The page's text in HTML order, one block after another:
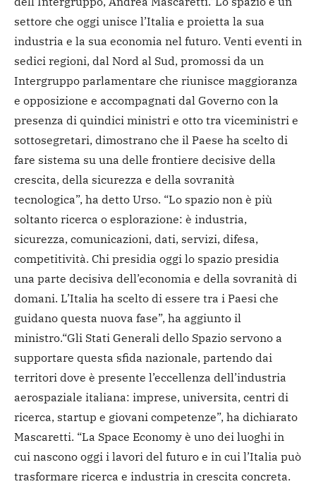
settore che oggi unisce l’Italia e proietta la sua
industria e la sua economia nel futuro. Venti eventi in
sedici regioni, dal Nord al Sud, promossi da un
Intergruppo parlamentare che riunisce maggioranza
e opposizione e accompagnati dal Governo con la
presenza di quindici ministri e otto tra viceministri e
sottosegretari, dimostrano che il Paese ha scelto di
fare sistema su una delle frontiere decisive della
crescita, della sicurezza e della sovranità
tecnologica”, ha detto Urso. “Lo spazio non è più
soltanto ricerca o esplorazione: è industria,
sicurezza, comunicazioni, dati, servizi, difesa,
competitività. Chi presidia oggi lo spazio presidia
una parte decisiva dell’economia e della sovranità di
domani. L’Italia ha scelto di essere tra i Paesi che
guidano questa nuova fase”, ha aggiunto il
ministro.“Gli Stati Generali dello Spazio servono a
supportare questa sfida nazionale, partendo dai
territori dove è presente l’eccellenza dell’industria
aerospaziale italiana: imprese, universita, centri di
ricerca, startup e giovani competenze”, ha dichiarato
Mascaretti. “La Space Economy è uno dei luoghi in
cui nascono oggi i lavori del futuro e in cui l’Italia può
trasformare ricerca e industria in crescita concreta.